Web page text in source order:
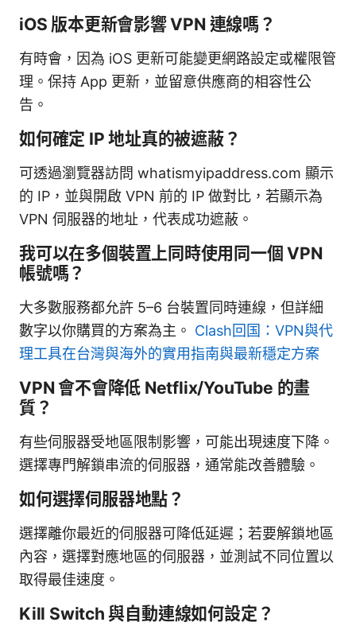
iOS 版本更新會影響 VPN 連線嗎？
有時會，因為 iOS 更新可能變更網路設定或權限管
理。保持 App 更新，並留意供應商的相容性公
告。
如何確定 IP 地址真的被遮蔽？
可透過瀏覽器訪問 whatismyipaddress.com 顯示
的 IP，並與開啟 VPN 前的 IP 做對比，若顯示為
VPN 伺服器的地址，代表成功遮蔽。
我可以在多個裝置上同時使用同一個 VPN
帳號嗎？
大多數服務都允許 5–6 台裝置同時連線，但詳細
數字以你購買的方案為主。 Clash回国：VPN與代
理工具在台灣與海外的實用指南與最新穩定方案
VPN 會不會降低 Netflix/YouTube 的畫
質？
有些伺服器受地區限制影響，可能出現速度下降。
選擇專門解鎖串流的伺服器，通常能改善體驗。
如何選擇伺服器地點？
選擇離你最近的伺服器可降低延遲；若要解鎖地區
內容，選擇對應地區的伺服器，並測試不同位置以
取得最佳速度。
Kill Switch 與自動連線如何設定？